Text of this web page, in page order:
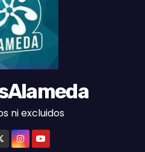
ni excluidos